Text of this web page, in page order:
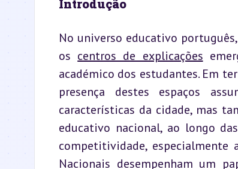
Introdução
No universo educativo
os centros de explicações
académico dos estudantes. Em
presença destes espaços
características da cidade, mas
educativo nacional, ao longo
competitividade,
Nacionais desempenham um